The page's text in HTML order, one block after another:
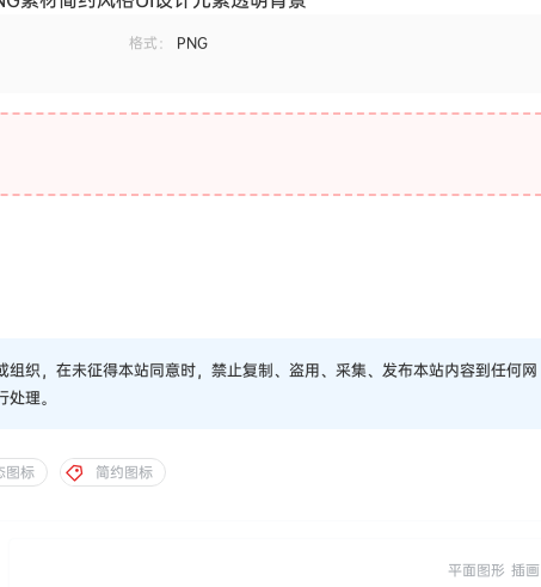
格式：
PNG
织，在未征得本站同意时，禁止复制、盗用、采集、发布本站内容到任何网
理。
图标 简约图标
平面图形 插画